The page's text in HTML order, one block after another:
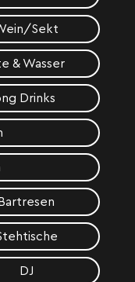
Sekt
& Wasser
Drinks
Bartresen
DJ